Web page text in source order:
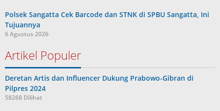
Polsek Sangatta Cek Barcode dan STNK di SPBU Sangatta, Ini
Tujuannya
6 Agustus 2026
Artikel Populer
Deretan Artis dan Influencer Dukung Prabowo-Gibran di
Pilpres 2024
58268 Dilihat